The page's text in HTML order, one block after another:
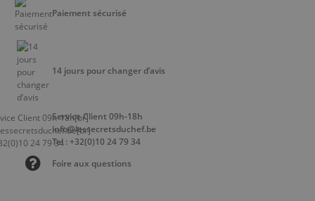
Paiement sécurisé
14 jours pour changer d’avis
Service Client 09h-18h
info@lessecretsduchef.be
Tel : +32(0)10 24 79 34
Foire aux questions